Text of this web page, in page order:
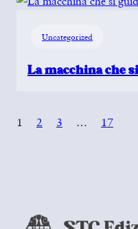
Uncategorized
La macchina che
1 2 3 … 17